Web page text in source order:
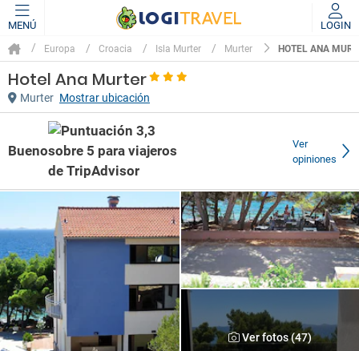
MENÚ LOGIN
Europa Croacia Isla Murter Murter HOTEL ANA
Hotel Ana Murter
Murter Mostrar ubicación
Bueno
Ver
opiniones
Ver fotos (47)